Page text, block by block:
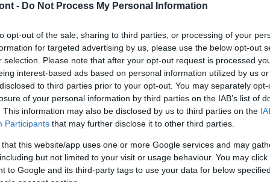
- Do Not Process My Personal Information
opt-out of the sale, sharing to third parties, or processing of your
for targeted advertising by us, please use the below opt-out
selection. Please note that after your opt-out request is processed
interest-based ads based on personal information utilized by us
to third parties prior to your opt-out. You may separately
of your personal information by third parties on the IAB’s list of
This information may also be disclosed by us to third parties on the
Participants that may further disclose it to other third parties.
that this website/app uses one or more Google services and may
but not limited to your visit or usage behaviour. You may
to Google and its third-party tags to use your data for below
önkormányzata a Nógrád Megyei
Nonprofit Kft. felterjesztése alapján került a
önkormányzata is elismerést kapott, a kisebb
díjat pedig Baj település szerezte meg.
Egyesülete